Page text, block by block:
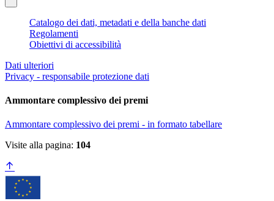
Catalogo dei dati, metadati e della banche dati
Regolamenti
Obiettivi di accessibilità
Dati ulteriori
Privacy - responsabile protezione dati
Ammontare complessivo dei premi
Ammontare complessivo dei premi - in formato tabellare
Visite alla pagina: 104